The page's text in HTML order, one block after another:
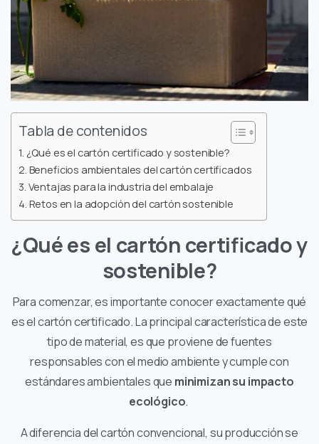
Tabla de contenidos
¿Qué es el cartón certificado y sostenible?
Beneficios ambientales del cartón certificados
Ventajas para la industria del embalaje
Retos en la adopción del cartón sostenible
¿Qué es el cartón certificado y
sostenible?
Para comenzar, es importante conocer exactamente qué
es el cartón certificado. La principal característica de este
tipo de material, es que proviene de fuentes
responsables con el medio ambiente y cumple con
estándares ambientales que minimizan su impacto
ecológico.
A diferencia del cartón convencional, su producción se